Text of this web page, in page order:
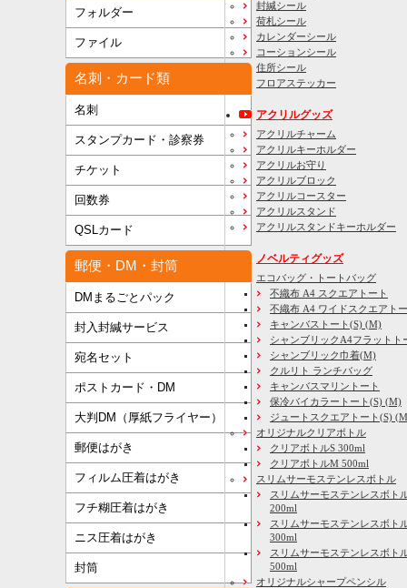
フォルダー
ファイル
名刺・カード類
名刺
スタンプカード・診察券
チケット
回数券
QSLカード
郵便・DM・封筒
DMまるごとパック
封入封緘サービス
宛名セット
ポストカード・DM
大判DM（厚紙フライヤー）
郵便はがき
フィルム圧着はがき
フチ糊圧着はがき
ニス圧着はがき
封筒
封緘シール
荷札シール
カレンダーシール
コーションシール
住所シール
フロアステッカー
アクリルグッズ
アクリルチャーム
アクリルキーホルダー
アクリルお守り
アクリルブロック
アクリルコースター
アクリルスタンド
アクリルスタンドキーホルダー
ノベルティグッズ
エコバッグ・トートバッグ
不織布 A4 スクエアトート
不織布 A4 ワイドスクエアト
キャンバストート(S) (M)
シャンブリックA4フラットト
シャンブリック巾着(M)
クルリト ランチバッグ
キャンバスマリントート
保冷バイカラートート(S) (M)
ジュートスクエアトート(S)
オリジナルクリアボトル
クリアボトルS 300ml
クリアボトルM 500ml
スリムサーモステンレスボトル
スリムサーモステンレスボト
200ml
スリムサーモステンレスボト
300ml
スリムサーモステンレスボト
500ml
オリジナルシャープペンシル